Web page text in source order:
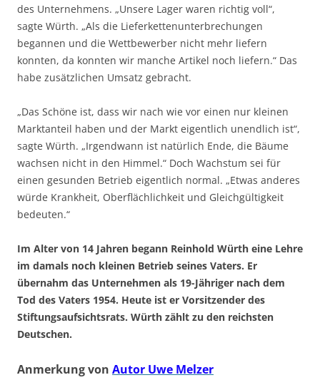
des Unternehmens. „Unsere Lager waren richtig voll“,
sagte Würth. „Als die Lieferkettenunterbrechungen
begannen und die Wettbewerber nicht mehr liefern
konnten, da konnten wir manche Artikel noch liefern.“ Das
habe zusätzlichen Umsatz gebracht.
„Das Schöne ist, dass wir nach wie vor einen nur kleinen
Marktanteil haben und der Markt eigentlich unendlich ist“,
sagte Würth. „Irgendwann ist natürlich Ende, die Bäume
wachsen nicht in den Himmel.“ Doch Wachstum sei für
einen gesunden Betrieb eigentlich normal. „Etwas anderes
würde Krankheit, Oberflächlichkeit und Gleichgültigkeit
bedeuten.“
Im Alter von 14 Jahren begann Reinhold Würth eine Lehre
im damals noch kleinen Betrieb seines Vaters. Er
übernahm das Unternehmen als 19-Jähriger nach dem
Tod des Vaters 1954. Heute ist er Vorsitzender des
Stiftungsaufsichtsrats. Würth zählt zu den reichsten
Deutschen.
Anmerkung von Autor Uwe Melzer